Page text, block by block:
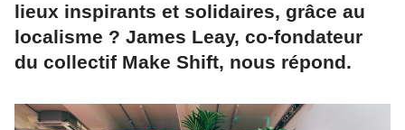
lieux inspirants et solidaires, grâce au
localisme ? James Leay, co-fondateur
du collectif Make Shift, nous répond.